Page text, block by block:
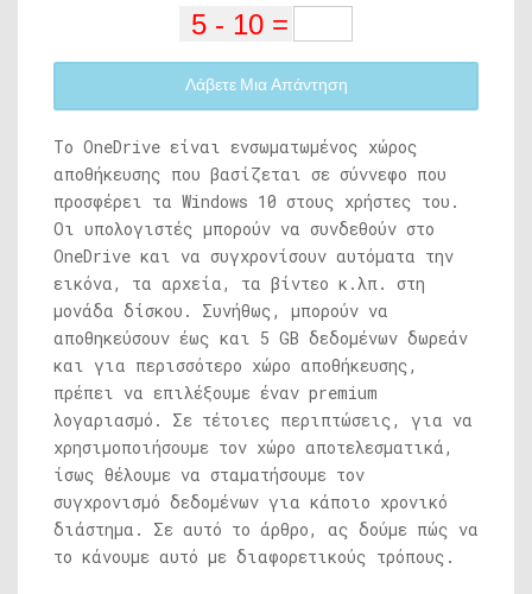
Λάβετε Μια Απάντηση
Το OneDrive είναι ενσωματωμένος χώρος
αποθήκευσης που βασίζεται σε σύννεφο που
προσφέρει τα Windows 10 στους χρήστες του.
Οι υπολογιστές μπορούν να συνδεθούν στο
OneDrive και να συγχρονίσουν αυτόματα την
εικόνα, τα αρχεία, τα βίντεο κ.λπ. στη
μονάδα δίσκου. Συνήθως, μπορούν να
αποθηκεύσουν έως και 5 GB δεδομένων δωρεάν
και για περισσότερο χώρο αποθήκευσης,
πρέπει να επιλέξουμε έναν premium
λογαριασμό. Σε τέτοιες περιπτώσεις, για να
χρησιμοποιήσουμε τον χώρο αποτελεσματικά,
ίσως θέλουμε να σταματήσουμε τον
συγχρονισμό δεδομένων για κάποιο χρονικό
διάστημα. Σε αυτό το άρθρο, ας δούμε πώς να
το κάνουμε αυτό με διαφορετικούς τρόπους.